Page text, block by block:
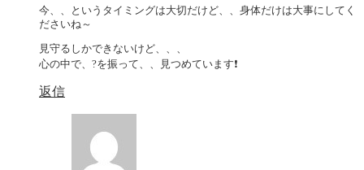
今、、というタイミングは大切だけど、、身体だけは大事にしてく
ださいね～
見守るしかできないけど、、、
心の中で、?を振って、、見つめています❗
返信